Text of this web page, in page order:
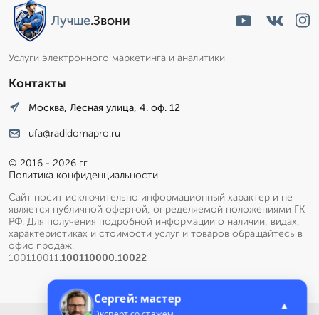
Лучше.Звони
Услуги электронного маркетинга и аналитики
Контакты
Москва, Лесная улица, 4. оф. 12
ufa@radidomapro.ru
© 2016 - 2026 гг.
Политика конфиденциальности
Сайт носит исключительно информационный характер и не
является публичной офертой, определяемой положениями ГК
РФ. Для получения подробной информации о наличии, видах,
характеристиках и стоимости услуг и товаров обращайтесь в
офис продаж.
100110011.100110000.10022
Сергей: мастер ▲